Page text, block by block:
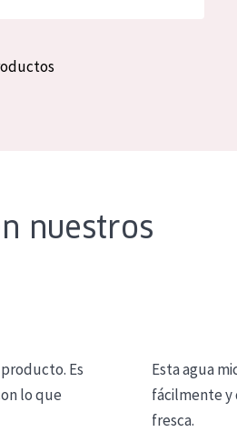
nuestros
Es
lo que
Esta agua
fácilmente y
fresca.